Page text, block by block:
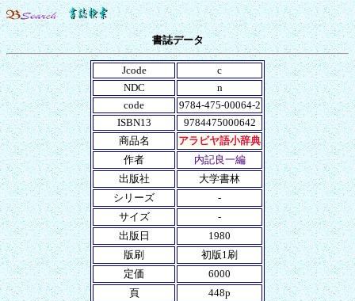
書誌データ
Jcode
c
NDC
n
code
9784-475-00064-2
ISBN13
9784475000642
商品名
アラビヤ語小辞典
作者
内記良一編
出版社
大学書林
シリーズ
-
サイズ
-
出版日
1980
版刷
初版1刷
定価
6000
頁
448p